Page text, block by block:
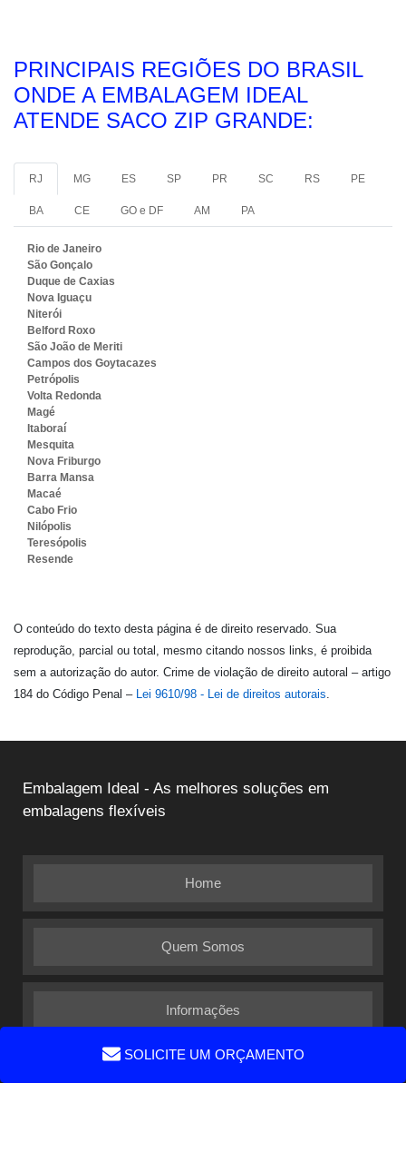
SOLICITE UM ORÇAMENTO
PRINCIPAIS REGIÕES DO BRASIL
ONDE A EMBALAGEM IDEAL
ATENDE SACO ZIP GRANDE:
RJ MG ES SP PR SC RS PE
BA CE GO e DF AM PA
Rio de Janeiro
São Gonçalo
Duque de Caxias
Nova Iguaçu
Niterói
Belford Roxo
São João de Meriti
Campos dos Goytacazes
Petrópolis
Volta Redonda
Magé
Itaboraí
Mesquita
Nova Friburgo
Barra Mansa
Macaé
Cabo Frio
Nilópolis
Teresópolis
Resende
O conteúdo do texto desta página é de direito reservado. Sua
reprodução, parcial ou total, mesmo citando nossos links, é proibida
sem a autorização do autor. Crime de violação de direito autoral – artigo
184 do Código Penal – Lei 9610/98 - Lei de direitos autorais.
Embalagem Ideal - As melhores soluções em
embalagens flexíveis
Home
Quem Somos
Informações